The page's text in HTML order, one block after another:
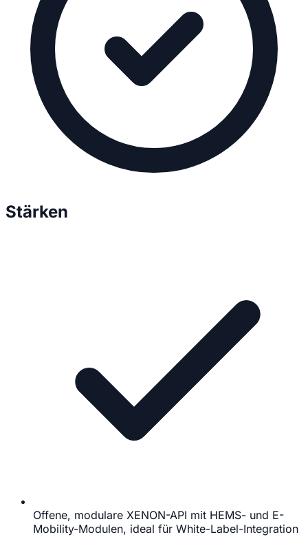
Stärken
Offene, modulare XENON-API mit HEMS- und E-
Mobility-Modulen, ideal für White-Label-Integration